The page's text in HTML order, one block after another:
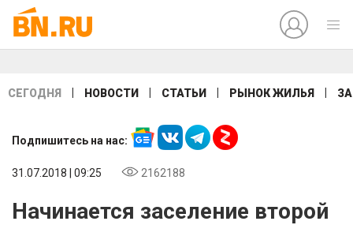
СЕГОДНЯ НОВОСТИ СТАТЬИ РЫНОК ЖИЛЬЯ
Подпишитесь на нас:
31.07.2018 | 09:25 2162188
Начинается заселение второй